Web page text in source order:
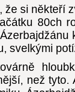
že si někteří
80ch
svelkými
než